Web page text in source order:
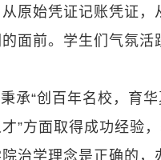
原始凭证记账凭证
面前。学生们气氛
承“创百年名校，育
”方面取得成功经验
治学理念是正确的，